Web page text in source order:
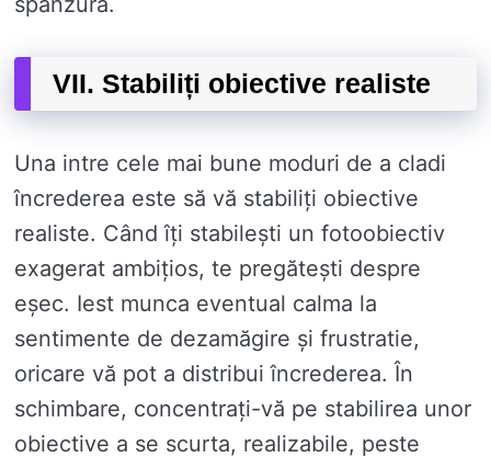
VII. Stabiliți obiective realiste
Una intre cele mai bune moduri de a cladi
încrederea este să vă stabiliți obiective
realiste. Când îți stabilești un fotoobiectiv
exagerat ambițios, te pregătești despre
eșec. Iest munca eventual calma la
sentimente de dezamăgire și frustratie,
oricare vă pot a distribui încrederea. În
schimbare, concentrați-vă pe stabilirea unor
obiective a se scurta, realizabile, peste